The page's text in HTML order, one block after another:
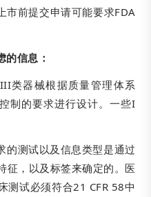
前提交申请可能要求FDA
的信息：
类器械根据质量管理体系
制的要求进行设计。一些I
的测试以及信息类型是通过
征，以及标签来确定的。医
测试必须符合21 CFR 58中